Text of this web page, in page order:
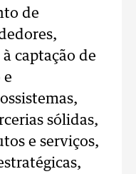
de
captação de
e
sólidas,
e serviços,